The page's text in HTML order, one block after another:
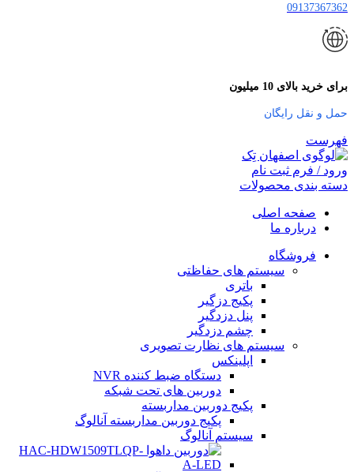
09137367362
برای خرید بالای 10 میلیون
حمل و نقل رایگان
فهرست
ورود / فرم ثبت نام
دسته بندی محصولات
صفحه اصلی
درباره ما
فروشگاه
سیستم های حفاظتی
باتری
پکیج دزگیر
پنل دزدگیر
چشم دزدگیر
سیستم های نظارت تصویری
اپلینکس
دستگاه ضبط کننده NVR
دوربین های تحت شبکه
پکیج دوربین مداربسته
پکیج دوربین مداربسته آنالوگ
سیستم آنالوگ